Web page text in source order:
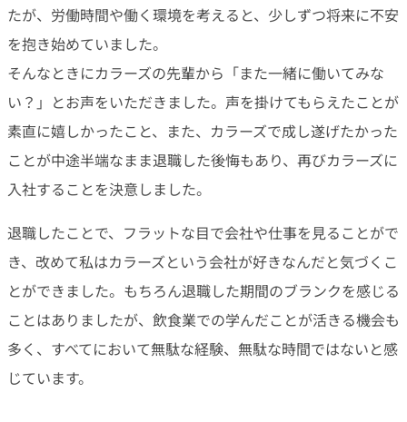
たが、労働時間や働く環境を考えると、少しずつ将来に不安
を抱き始めていました。
そんなときにカラーズの先輩から「また一緒に働いてみな
い？」とお声をいただきました。声を掛けてもらえたことが
素直に嬉しかったこと、また、カラーズで成し遂げたかった
ことが中途半端なまま退職した後悔もあり、再びカラーズに
入社することを決意しました。
退職したことで、フラットな目で会社や仕事を見ることがで
き、改めて私はカラーズという会社が好きなんだと気づくこ
とができました。もちろん退職した期間のブランクを感じる
ことはありましたが、飲食業での学んだことが活きる機会も
多く、すべてにおいて無駄な経験、無駄な時間ではないと感
じています。